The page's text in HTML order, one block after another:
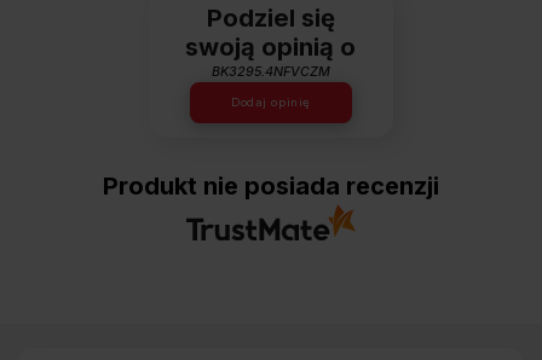
Podziel się
swoją opinią o
BK3295.4NFVCZM
Dodaj opinię
Produkt nie posiada recenzji